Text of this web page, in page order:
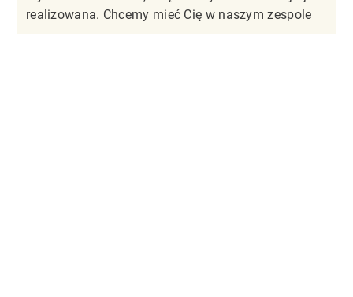
realizowana. Chcemy mieć Cię w naszym zespole